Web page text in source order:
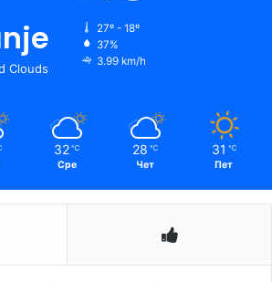
Clouds
27º - 18º
37%
3.99 km/h
32 ℃
Сре
28 ℃
Чет
31 ℃
Пет